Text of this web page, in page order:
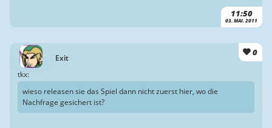
11:50
03. MAI. 2011
Exit
0
tkx:
wieso releasen sie das Spiel dann nicht zuerst hier, wo die
Nachfrage gesichert ist?